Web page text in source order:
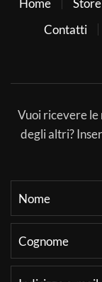
Home Store
Contatti
Vuoi ricevere
degli altri?